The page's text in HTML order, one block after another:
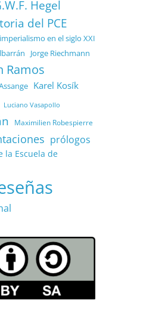
Hegel
del PCE
imperialismo en el siglo XXI
Jorge Riechmann
Ramos
Karel Kosík
Luciano Vasapollo
Maximilien Robespierre
prólogos
la Escuela de